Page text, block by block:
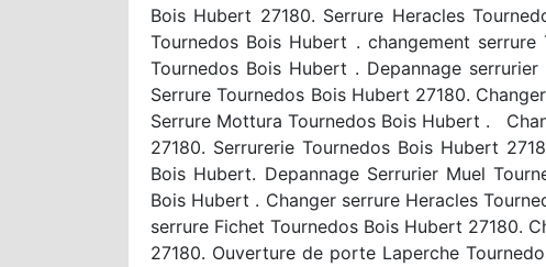
Bois Hubert 27180. Serrure Heracles
Tournedos Bois Hubert . changement
Tournedos Bois Hubert . Depannage
Serrure Tournedos Bois Hubert 27180.
Serrure Mottura Tournedos Bois Hubert .
27180. Serrurerie Tournedos Bois Hubert
Bois Hubert. Depannage Serrurier Muel
Bois Hubert . Changer serrure Heracles
serrure Fichet Tournedos Bois Hubert 27180.
27180. Ouverture de porte Laperche